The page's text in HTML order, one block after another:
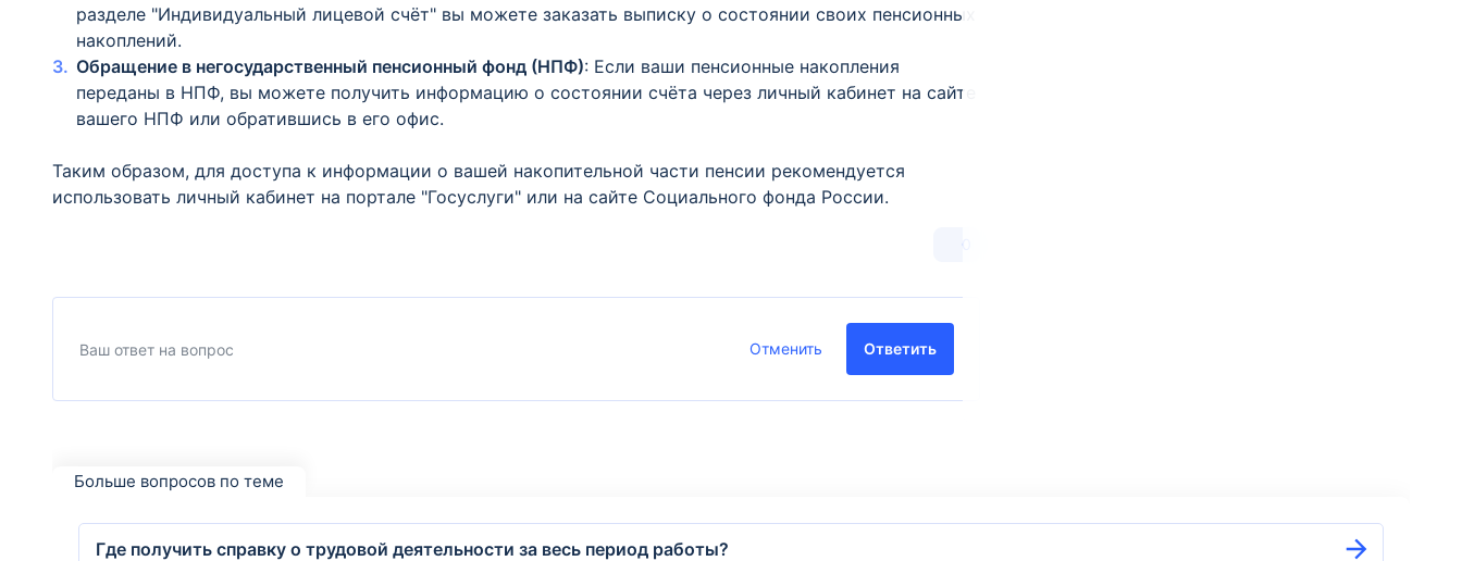
разделе "Индивидуальный лицевой счёт" вы можете заказать выписку о состоянии своих пенсионных
накоплений.
Обращение в негосударственный пенсионный фонд (НПФ): Если ваши пенсионные накопления
переданы в НПФ, вы можете получить информацию о состоянии счёта через личный кабинет на сайте
вашего НПФ или обратившись в его офис.
Таким образом, для доступа к информации о вашей накопительной части пенсии рекомендуется
использовать личный кабинет на портале "Госуслуги" или на сайте Социального фонда России.
0
Отменить Ответить
Больше вопросов по теме
Где получить справку о трудовой деятельности за весь период работы?